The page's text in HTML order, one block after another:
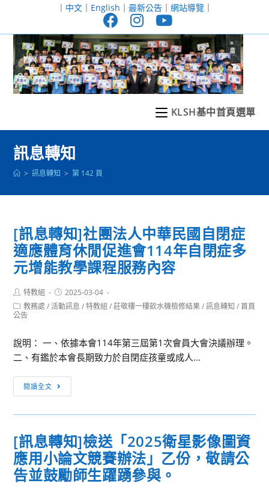
至
｜ 中文｜ English ｜ 最新公告｜ 網站導覽｜
KLSH基中首頁選單
訊息轉知
> 訊息轉知 > 第 142 頁
[訊息轉知]社團法人中華民國自閉症
適應體育休閒促進會114年自閉症多
元增能教學課程服務內容
Post
author:
特教組
Post
published:
2025-03-04
Post
category:
教務處 / 活動訊息 / 特教組 / 莊敬樓一樓飲水機檢修結果 / 訊息轉知 / 首頁
公告
說明： 一、依據本會114年第三屆第1次會員大會決議辦理。
二、有鑑於本會長期致力於自閉症孩童或成人...
閱讀全文
息
轉
社
團
法
人
[訊息轉知]檢送「2025衛星影像圖資
應用小論文競賽辦法」乙份，敬請公
告並鼓勵師生躍踴參與。